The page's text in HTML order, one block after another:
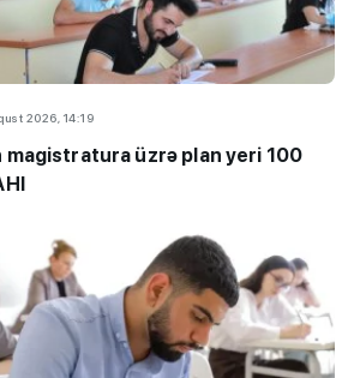
2026, 14:19
üzrə plan yeri 100